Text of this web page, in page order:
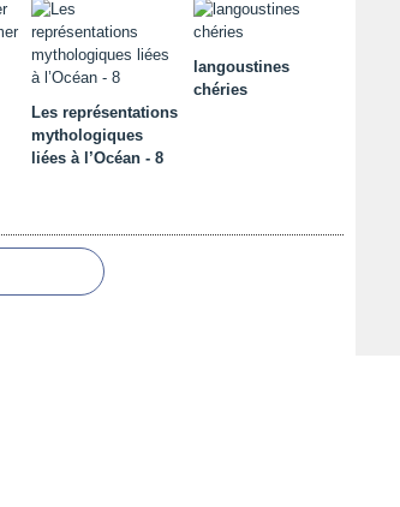
Les représentations
mythologiques
liées à l’Océan - 8
langoustines
chéries